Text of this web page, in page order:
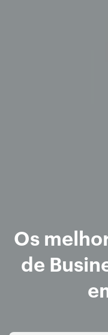
Os
de